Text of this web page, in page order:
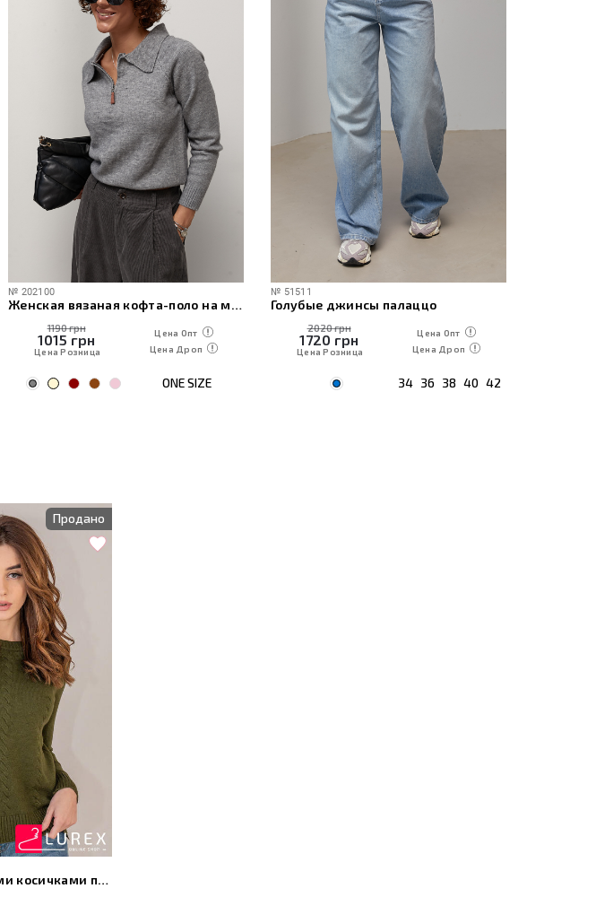
№ 202100
Женская вязаная кофта-поло на молнии
1190 грн
1015 грн
Цена Розница
Цена Опт
Цена Дроп
ONE SIZE
№ 51511
Голубые джинсы палаццо
2020 грн
1720 грн
Цена Розница
Цена Опт
Цена Дроп
34 36 38 40 42
Продано
Реглан с тоненькими косичками по рукаву